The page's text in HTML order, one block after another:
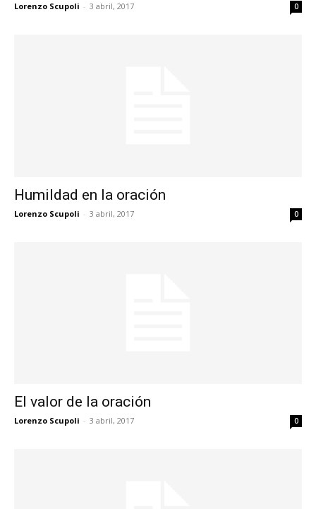
Lorenzo Scupoli - 3 abril, 2017 0
Humildad en la oración
Lorenzo Scupoli - 3 abril, 2017 0
El valor de la oración
Lorenzo Scupoli - 3 abril, 2017 0